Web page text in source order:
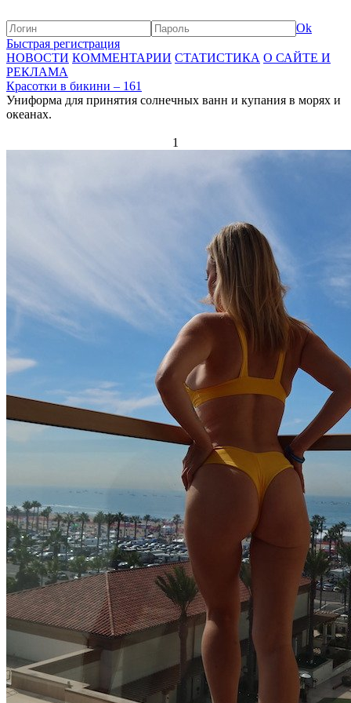
Ok
Быстрая регистрация
НОВОСТИ КОММЕНТАРИИ СТАТИСТИКА О САЙТЕ И
РЕКЛАМА
Красотки в бикини – 161
Униформа для принятия солнечных ванн и купания в морях и
океанах.
1